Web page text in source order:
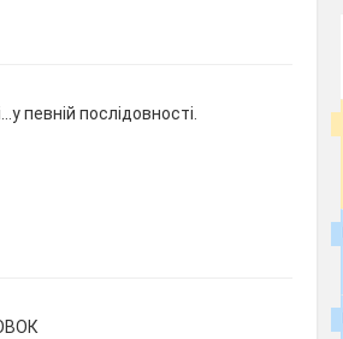
певній послідовності.